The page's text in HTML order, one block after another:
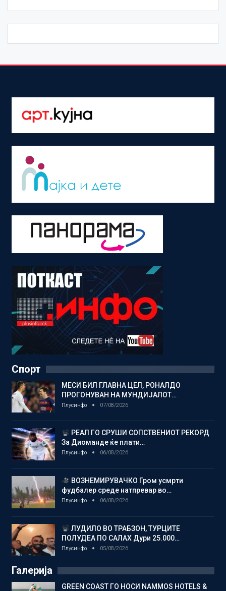
Спорт
МЕСИ БИЛ ГЛАВНА ЦЕЛ, РОНАЛДО
ПРОГОНУВАН НА МУНДИЈАЛОТ…
Плусинфо 07/08/2026
РЕАЛ ГО СРУШИ СОПСТВЕНИОТ РЕКОРД
За Диоманде ќе плати…
Плусинфо 06/08/2026
ВОЗНЕМИРУВАЧКО Гром усмрти
фудбалер среде натпревар во…
Плусинфо 06/08/2026
ЛУДИЛО ВО ТРАБЗОН, ТУРЦИТЕ
ПОЛУДЕА ПО САЛАХ Дури 25.000…
Плусинфо 05/08/2026
Галерија
GREEN COAST ГО НОСИ NAMMOS HOTELS &